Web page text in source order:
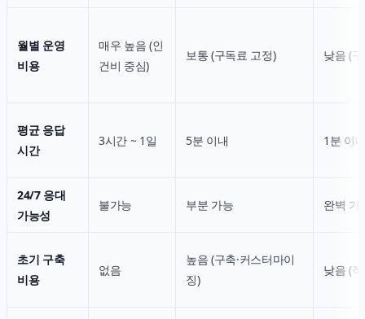
월별 운영
비용
매우 높음 (인
건비 중심)
보통 (구독료 고정) 낮음 (
평균 응답
시간
3시간 ~ 1일 5분 이내 1분 이
24/7 응대
가능성
불가능 부분 가능 완벽 가
초기 구축
비용
없음
높음 (구축·커스터마이
징)
낮음 (